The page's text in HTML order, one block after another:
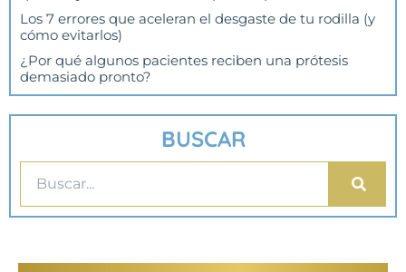
Los 7 errores que aceleran el desgaste de tu rodilla (y
cómo evitarlos)
¿Por qué algunos pacientes reciben una prótesis
demasiado pronto?
BUSCAR